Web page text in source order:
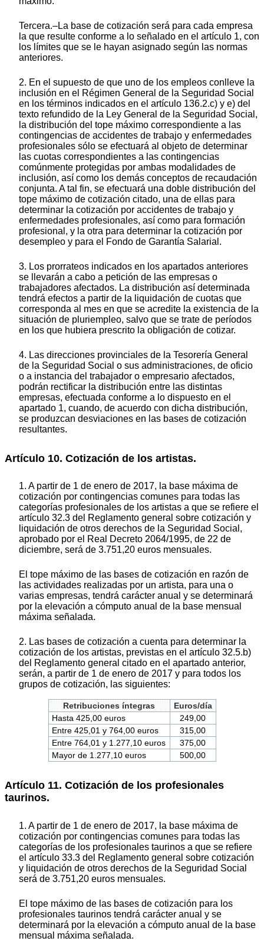
Tercera.–La base de cotización será para cada empresa
la que resulte conforme a lo señalado en el artículo 1, con
los límites que se le hayan asignado según las normas
anteriores.
2. En el supuesto de que uno de los empleos conlleve la
inclusión en el Régimen General de la Seguridad Social
en los términos indicados en el artículo 136.2.c) y e) del
texto refundido de la Ley General de la Seguridad Social,
la distribución del tope máximo correspondiente a las
contingencias de accidentes de trabajo y enfermedades
profesionales sólo se efectuará al objeto de determinar
las cuotas correspondientes a las contingencias
comúnmente protegidas por ambas modalidades de
inclusión, así como los demás conceptos de recaudación
conjunta. A tal fin, se efectuará una doble distribución del
tope máximo de cotización citado, una de ellas para
determinar la cotización por accidentes de trabajo y
enfermedades profesionales, así como para formación
profesional, y la otra para determinar la cotización por
desempleo y para el Fondo de Garantía Salarial.
3. Los prorrateos indicados en los apartados anteriores
se llevarán a cabo a petición de las empresas o
trabajadores afectados. La distribución así determinada
tendrá efectos a partir de la liquidación de cuotas que
corresponda al mes en que se acredite la existencia de la
situación de pluriempleo, salvo que se trate de períodos
en los que hubiera prescrito la obligación de cotizar.
4. Las direcciones provinciales de la Tesorería General
de la Seguridad Social o sus administraciones, de oficio
o a instancia del trabajador o empresario afectados,
podrán rectificar la distribución entre las distintas
empresas, efectuada conforme a lo dispuesto en el
apartado 1, cuando, de acuerdo con dicha distribución,
se produzcan desviaciones en las bases de cotización
resultantes.
Artículo 10. Cotización de los artistas.
1. A partir de 1 de enero de 2017, la base máxima de
cotización por contingencias comunes para todas las
categorías profesionales de los artistas a que se refiere el
artículo 32.3 del Reglamento general sobre cotización y
liquidación de otros derechos de la Seguridad Social,
aprobado por el Real Decreto 2064/1995, de 22 de
diciembre, será de 3.751,20 euros mensuales.
El tope máximo de las bases de cotización en razón de
las actividades realizadas por un artista, para una o
varias empresas, tendrá carácter anual y se determinará
por la elevación a cómputo anual de la base mensual
máxima señalada.
2. Las bases de cotización a cuenta para determinar la
cotización de los artistas, previstas en el artículo 32.5.b)
del Reglamento general citado en el apartado anterior,
serán, a partir de 1 de enero de 2017 y para todos los
grupos de cotización, las siguientes:
Retribuciones íntegras
Euros/día
Hasta 425,00 euros
249,00
Entre 425,01 y 764,00 euros
315,00
Entre 764,01 y 1.277,10 euros
375,00
Mayor de 1.277,10 euros
500,00
Artículo 11. Cotización de los profesionales
taurinos.
1. A partir de 1 de enero de 2017, la base máxima de
cotización por contingencias comunes para todas las
categorías de los profesionales taurinos a que se refiere
el artículo 33.3 del Reglamento general sobre cotización
y liquidación de otros derechos de la Seguridad Social
será de 3.751,20 euros mensuales.
El tope máximo de las bases de cotización para los
profesionales taurinos tendrá carácter anual y se
determinará por la elevación a cómputo anual de la base
mensual máxima señalada.